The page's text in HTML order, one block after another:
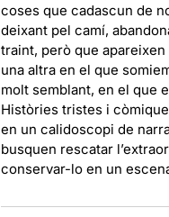
coses que cadascun de
deixant pel camí,
traint, però que apareixen
una altra en el que
molt semblant, en el que
Històries tristes i
en un calidoscopi de
busquen rescatar
conservar-lo en un